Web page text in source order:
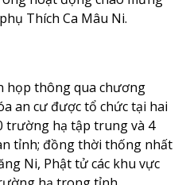
Thích Ca Mâu Ni.
họp thông qua chương
an cư được tổ chức tại hai
trường hạ tập trung và 4
tỉnh; đồng thời thống nhất
Ni, Phật tử các khu vực